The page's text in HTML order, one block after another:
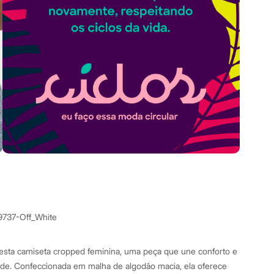
Off_White
camiseta cropped feminina, uma peça que une conforto e
Confeccionada em malha de algodão macia, ela oferece